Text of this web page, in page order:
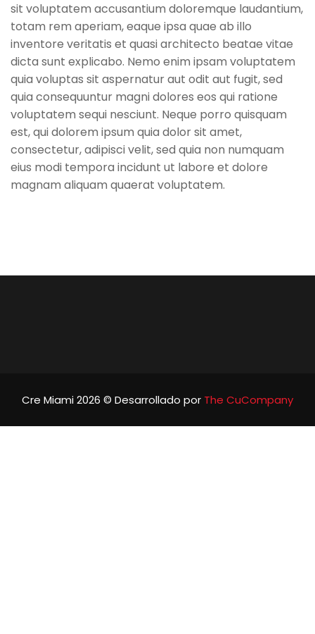
sit voluptatem accusantium doloremque laudantium,
totam rem aperiam, eaque ipsa quae ab illo
inventore veritatis et quasi architecto beatae vitae
dicta sunt explicabo. Nemo enim ipsam voluptatem
quia voluptas sit aspernatur aut odit aut fugit, sed
quia consequuntur magni dolores eos qui ratione
voluptatem sequi nesciunt. Neque porro quisquam
est, qui dolorem ipsum quia dolor sit amet,
consectetur, adipisci velit, sed quia non numquam
eius modi tempora incidunt ut labore et dolore
magnam aliquam quaerat voluptatem.
Cre Miami 2026 © Desarrollado por The CuCompany